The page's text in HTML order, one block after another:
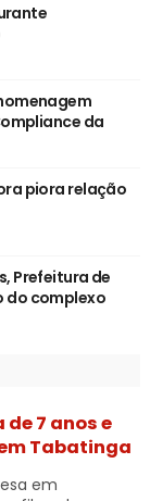
da
piora relação
Prefeitura de
do complexo
de 7 anos e
Tabatinga
em